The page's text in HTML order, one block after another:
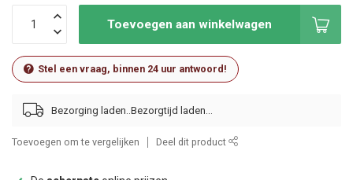
Toevoegen aan winkelwagen
Stel een vraag, binnen 24 uur antwoord!
Bezorging laden..
Toevoegen om te vergelijken Deel dit product